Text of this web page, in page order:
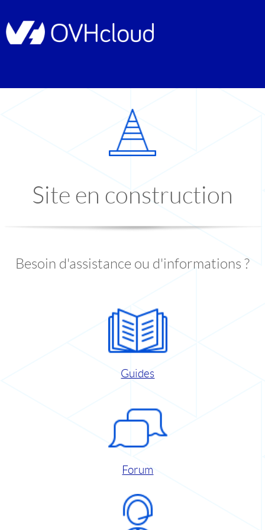
Site en construction
Besoin d'assistance ou d'informations ?
Guides
Forum